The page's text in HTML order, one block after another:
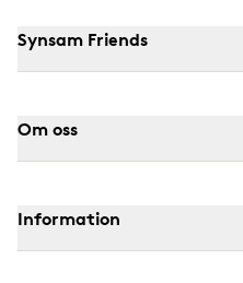
Synsam Friends
Om oss
Information